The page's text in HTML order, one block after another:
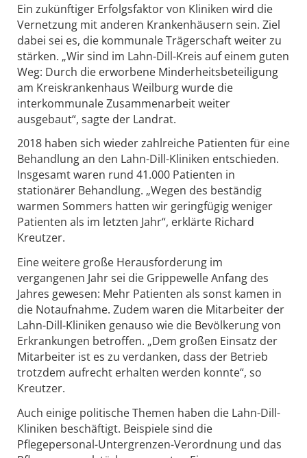
Ein zukünftiger Erfolgsfaktor von Kliniken wird die
Vernetzung mit anderen Krankenhäusern sein. Ziel
dabei sei es, die kommunale Trägerschaft weiter zu
stärken. „Wir sind im Lahn-Dill-Kreis auf einem guten
Weg: Durch die erworbene Minderheitsbeteiligung
am Kreiskrankenhaus Weilburg wurde die
interkommunale Zusammenarbeit weiter
ausgebaut“, sagte der Landrat.
2018 haben sich wieder zahlreiche Patienten für eine
Behandlung an den Lahn-Dill-Kliniken entschieden.
Insgesamt waren rund 41.000 Patienten in
stationärer Behandlung. „Wegen des beständig
warmen Sommers hatten wir geringfügig weniger
Patienten als im letzten Jahr“, erklärte Richard
Kreutzer.
Eine weitere große Herausforderung im
vergangenen Jahr sei die Grippewelle Anfang des
Jahres gewesen: Mehr Patienten als sonst kamen in
die Notaufnahme. Zudem waren die Mitarbeiter der
Lahn-Dill-Kliniken genauso wie die Bevölkerung von
Erkrankungen betroffen. „Dem großen Einsatz der
Mitarbeiter ist es zu verdanken, dass der Betrieb
trotzdem aufrecht erhalten werden konnte“, so
Kreutzer.
Auch einige politische Themen haben die Lahn-Dill-
Kliniken beschäftigt. Beispiele sind die
Pflegepersonal-Untergrenzen-Verordnung und das